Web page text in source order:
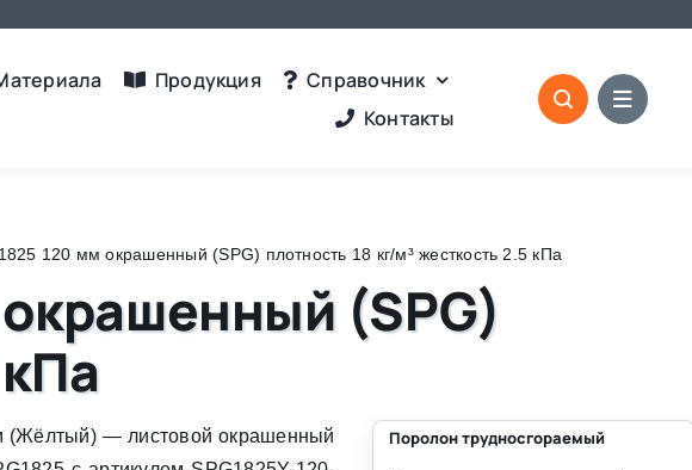
Продукция
Справочник
Контакты
120 мм окрашенный (SPG) плотность 18 кг/м³ жесткость 2.5 кПа
(SPG)
(Жёлтый) — листовой окрашенный
Поролон трудносгораемый